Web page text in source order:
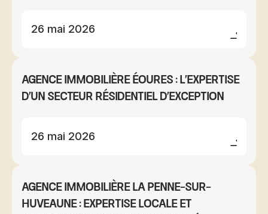
26 mai 2026
Agence immobilière Éoures : l'expertise
d'un secteur résidentiel d'exception
26 mai 2026
Agence immobilière La Penne-sur-
Huveaune : expertise locale et